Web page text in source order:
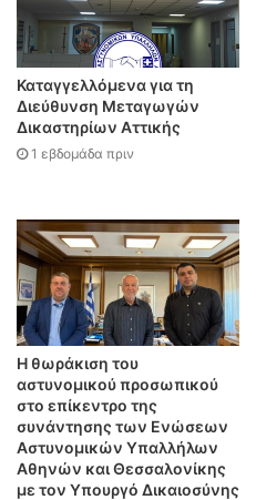
Καταγγελλόμενα για τη
Διεύθυνση Μεταγωγών
Δικαστηρίων Αττικής
1 εβδομάδα πριν
Η θωράκιση του
αστυνομικού προσωπικού
στο επίκεντρο της
συνάντησης των Ενώσεων
Αστυνομικών Υπαλλήλων
Αθηνών και Θεσσαλονίκης
με τον Υπουργό Δικαιοσύνης